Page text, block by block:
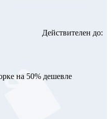
Действителен до:
на 50% дешевле